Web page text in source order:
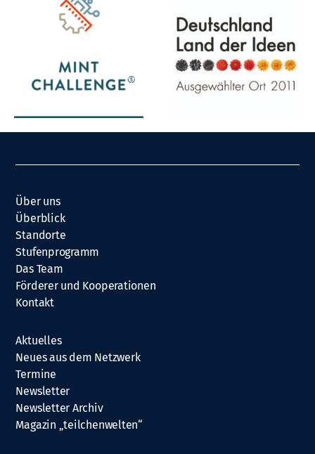
Über uns
Überblick
Standorte
Stufenprogramm
Das Team
Förderer und Kooperationen
Kontakt
Aktuelles
Neues aus dem Netzwerk
Termine
Newsletter
Newsletter Archiv
Magazin „teilchenwelten“